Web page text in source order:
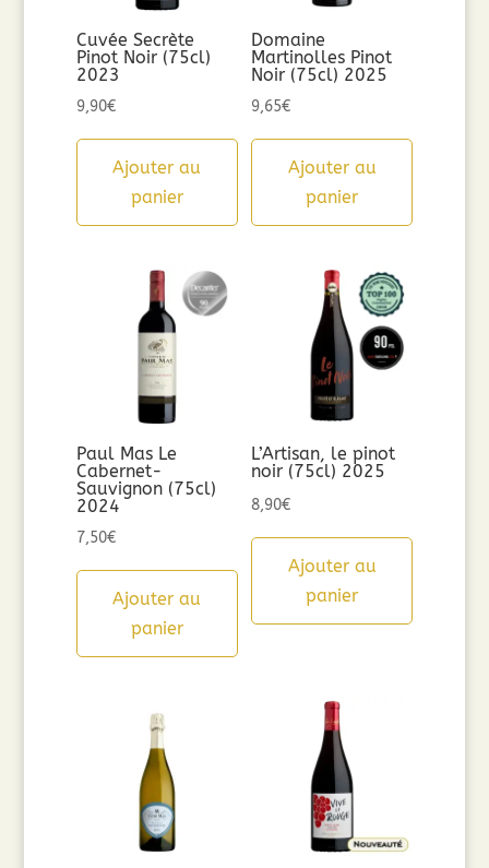
Cuvée Secrète
Pinot Noir (75cl)
2023
9,90€
Ajouter au
panier
Domaine
Martinolles Pinot
Noir (75cl) 2025
9,65€
Ajouter au
panier
Paul Mas Le
Cabernet-
Sauvignon (75cl)
2024
7,50€
Ajouter au
panier
L’Artisan, le pinot
noir (75cl) 2025
8,90€
Ajouter au
panier